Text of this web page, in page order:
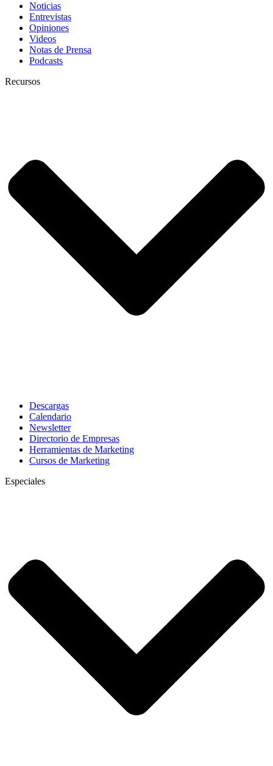
Noticias
Entrevistas
Opiniones
Videos
Notas de Prensa
Podcasts
Recursos
Descargas
Calendario
Newsletter
Directorio de Empresas
Herramientas de Marketing
Cursos de Marketing
Especiales